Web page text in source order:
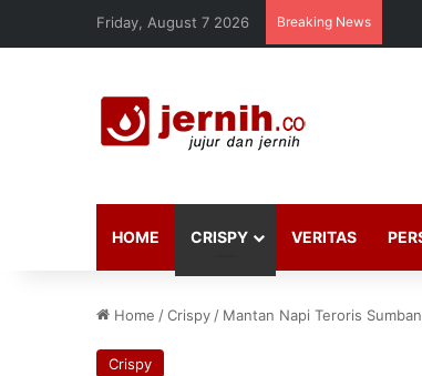
Friday, August 7 2026 Breaking News
HOME CRISPY VERITAS
Home /Crispy / Mantan Napi Teroris
Crispy